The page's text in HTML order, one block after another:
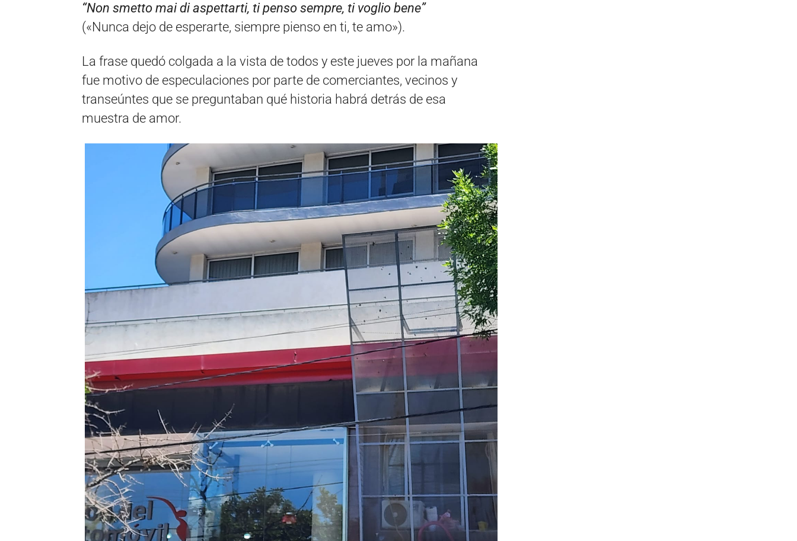
“Non smetto mai di aspettarti, ti penso sempre, ti voglio bene”
(«Nunca dejo de esperarte, siempre pienso en ti, te amo»).
La frase quedó colgada a la vista de todos y este jueves por la mañana
fue motivo de especulaciones por parte de comerciantes, vecinos y
transeúntes que se preguntaban qué historia habrá detrás de esa
muestra de amor.